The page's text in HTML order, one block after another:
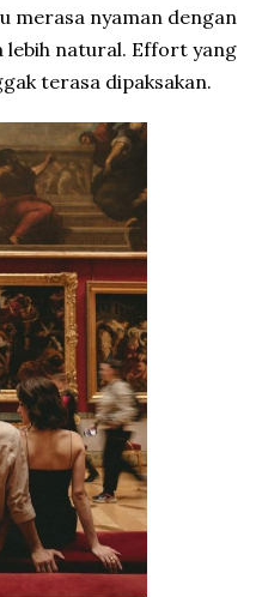
merasa nyaman dengan
lebih natural. Effort yang
terasa dipaksakan.